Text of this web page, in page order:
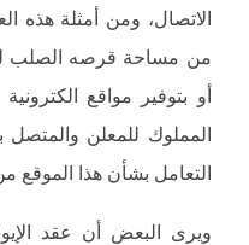
الاتصال، ومن أمثلة هذه
من مساحة قرصه الصلب
أو بتوفير مواقع
المملوك للمعلن
التعامل بشأن هذا الموقع
ويرى البعض أن عقد